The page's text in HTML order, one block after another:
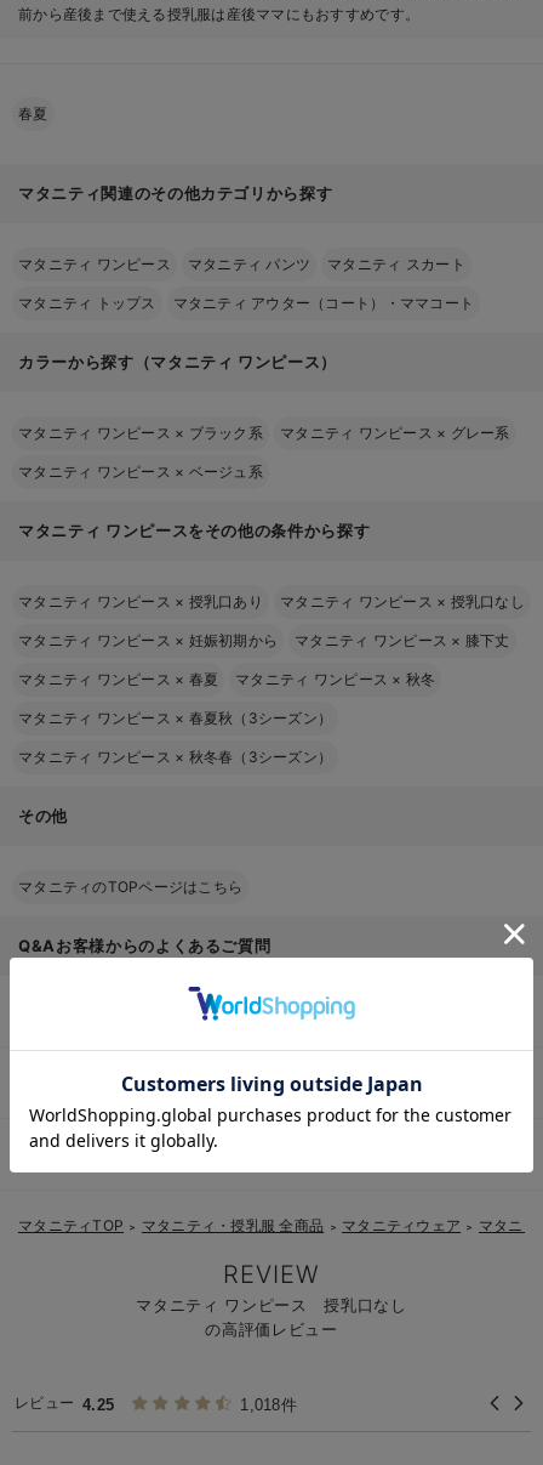
前から産後まで使える授乳服は産後ママにもおすすめです。
春夏
マタニティ関連のその他カテゴリから探す
マタニティ ワンピース マタニティ パンツ マタニティ スカート
マタニティ トップス マタニティ アウター（コート）・ママコート
カラーから探す（マタニティ ワンピース）
マタニティ ワンピース × ブラック系 マタニティ ワンピース × グレー系
マタニティ ワンピース × ベージュ系
マタニティ ワンピースをその他の条件から探す
マタニティ ワンピース × 授乳口あり マタニティ ワンピース × 授乳口なし
マタニティ ワンピース × 妊娠初期から マタニティ ワンピース × 膝下丈
マタニティ ワンピース × 春夏 マタニティ ワンピース × 秋冬
マタニティ ワンピース × 春夏秋（3シーズン）
マタニティ ワンピース × 秋冬春（3シーズン）
その他
マタニティのTOPページはこちら
Q&Aお客様からのよくあるご質問
マタニティワンピースは普通のワンピースと何が違う？
マタニティワンピースはいつからいつまで着られる？
お気に入り商品を確認する
マタニティTOP ＞ マタニティ・授乳服 全商品 ＞ マタニティウェア ＞ マタニテ
REVIEW
マタニティ ワンピース 授乳口なし
の高評価レビュー
レビュー 4.25 1,018件